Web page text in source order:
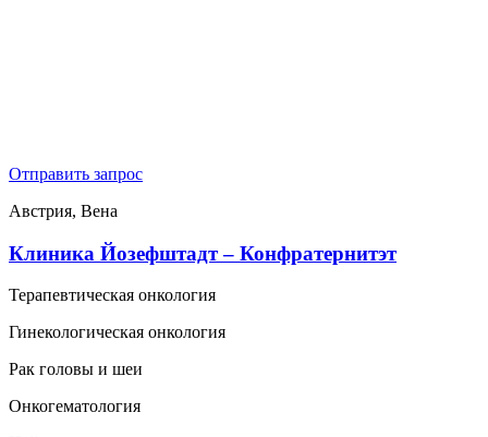
Отправить запрос
Австрия, Вена
Клиника Йозефштадт – Конфратернитэт
Терапевтическая онкология
Гинекологическая онкология
Рак головы и шеи
Онкогематология